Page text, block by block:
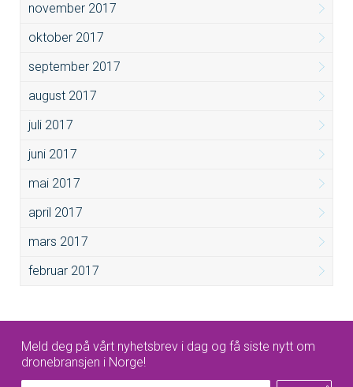
november 2017
oktober 2017
september 2017
august 2017
juli 2017
juni 2017
mai 2017
april 2017
mars 2017
februar 2017
Meld deg på vårt nyhetsbrev i dag og få siste nytt om
dronebransjen i Norge!